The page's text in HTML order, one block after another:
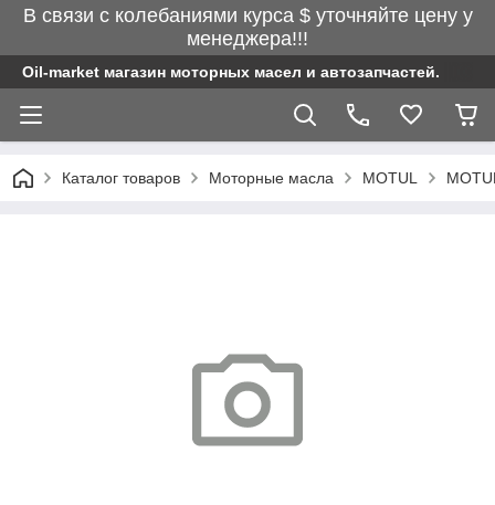
В связи с колебаниями курса $ уточняйте цену у
менеджера!!!
Oil-market магазин моторных масел и автозапчастей.
Каталог товаров Моторные масла MOTUL